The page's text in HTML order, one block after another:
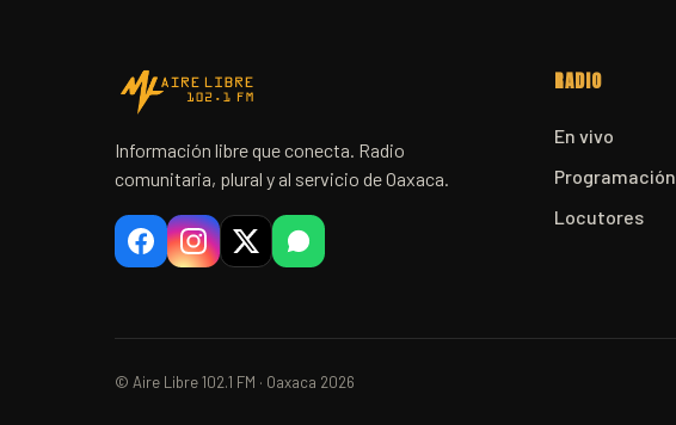
Información libre que conecta. Radio
comunitaria, plural y al servicio de Oaxaca.
RADIO
En vivo
Programación
Locutores
© Aire Libre 102.1 FM · Oaxaca 2026